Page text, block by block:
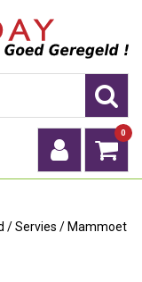
0
/Servies / Mammoet